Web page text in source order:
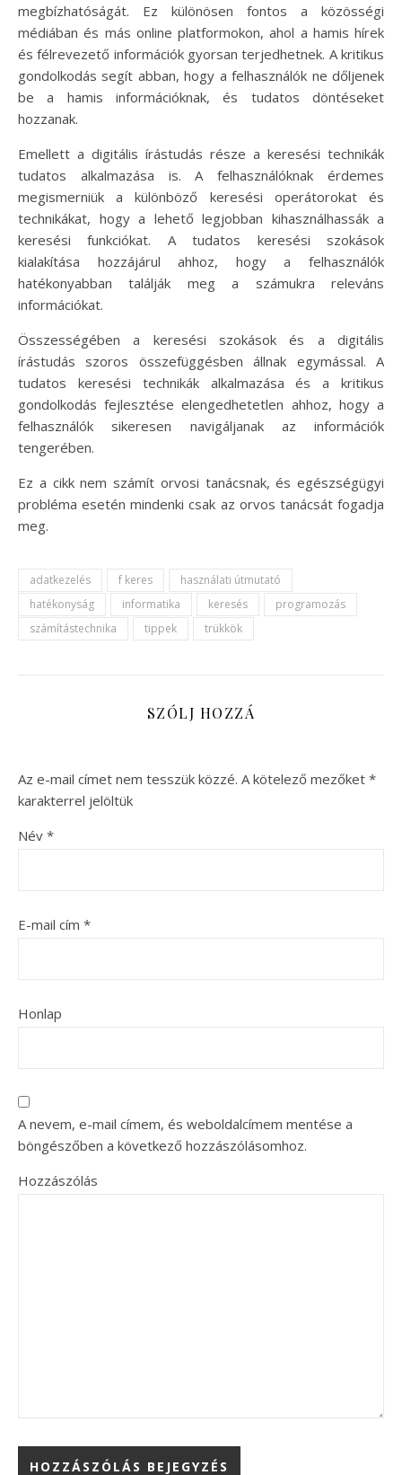
megbízhatóságát. Ez különösen fontos a közösségi
médiában és más online platformokon, ahol a hamis hírek
és félrevezető információk gyorsan terjedhetnek. A kritikus
gondolkodás segít abban, hogy a felhasználók ne dőljenek
be a hamis információknak, és tudatos döntéseket
hozzanak.
Emellett a digitális írástudás része a keresési technikák
tudatos alkalmazása is. A felhasználóknak érdemes
megismerniük a különböző keresési operátorokat és
technikákat, hogy a lehető legjobban kihasználhassák a
keresési funkciókat. A tudatos keresési szokások
kialakítása hozzájárul ahhoz, hogy a felhasználók
hatékonyabban találják meg a számukra releváns
információkat.
Összességében a keresési szokások és a digitális
írástudás szoros összefüggésben állnak egymással. A
tudatos keresési technikák alkalmazása és a kritikus
gondolkodás fejlesztése elengedhetetlen ahhoz, hogy a
felhasználók sikeresen navigáljanak az információk
tengerében.
Ez a cikk nem számít orvosi tanácsnak, és egészségügyi
probléma esetén mindenki csak az orvos tanácsát fogadja
meg.
adatkezelés f keres
használati útmutató
hatékonyság
informatika keresés
programozás
számítástechnika
tippek trükkök
SZÓLJ HOZZÁ
Az e-mail címet nem tesszük közzé. A kötelező mezőket *
karakterrel jelöltük
Név *
E-mail cím *
Honlap
A nevem, e-mail címem, és weboldalcímem mentése a
böngészőben a következő hozzászólásomhoz.
Hozzászólás